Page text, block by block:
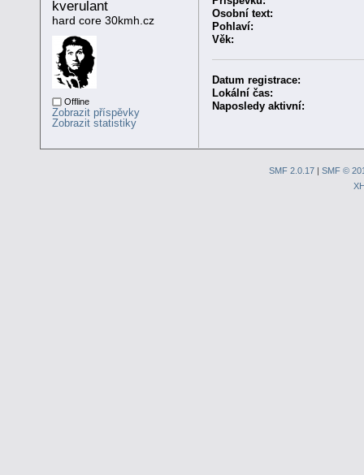
kverulant
hard core 30kmh.cz
Offline
Zobrazit příspěvky
Zobrazit statistiky
Osobní text:
Pohlaví:
Věk:
Datum registrace:
Lokální čas:
Naposledy aktivní:
SMF 2.0.17| SMF ©